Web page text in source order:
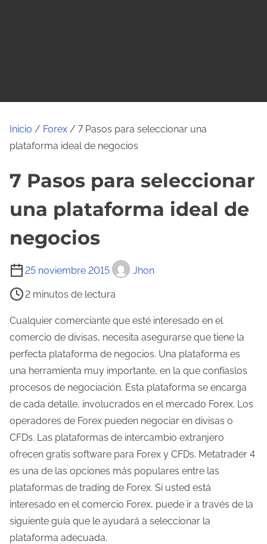
Inicio / Forex / 7 Pasos para seleccionar una
plataforma ideal de negocios
7 Pasos para seleccionar
una plataforma ideal de
negocios
25 noviembre 2015 Jhon
T
e
m
p
o
d
e
l
e
c
t
u
r
a
d
e
2 minutos de lectura
Cualquier comerciante que esté interesado en el
comercio de divisas, necesita asegurarse que tiene la
perfecta plataforma de negocios. Una plataforma es
una herramienta muy importante, en la que confíaslos
procesos de negociación. Esta plataforma se encarga
de cada detalle, involucrados en el mercado Forex. Los
operadores de Forex pueden negociar en divisas o
CFDs. Las plataformas de intercambio extranjero
ofrecen gratis software para Forex y CFDs. Metatrader 4
es una de las opciones más populares entre las
plataformas de trading de Forex. Si usted está
interesado en el comercio Forex, puede ir a través de la
siguiente guía que le ayudará a seleccionar la
plataforma adecuada.